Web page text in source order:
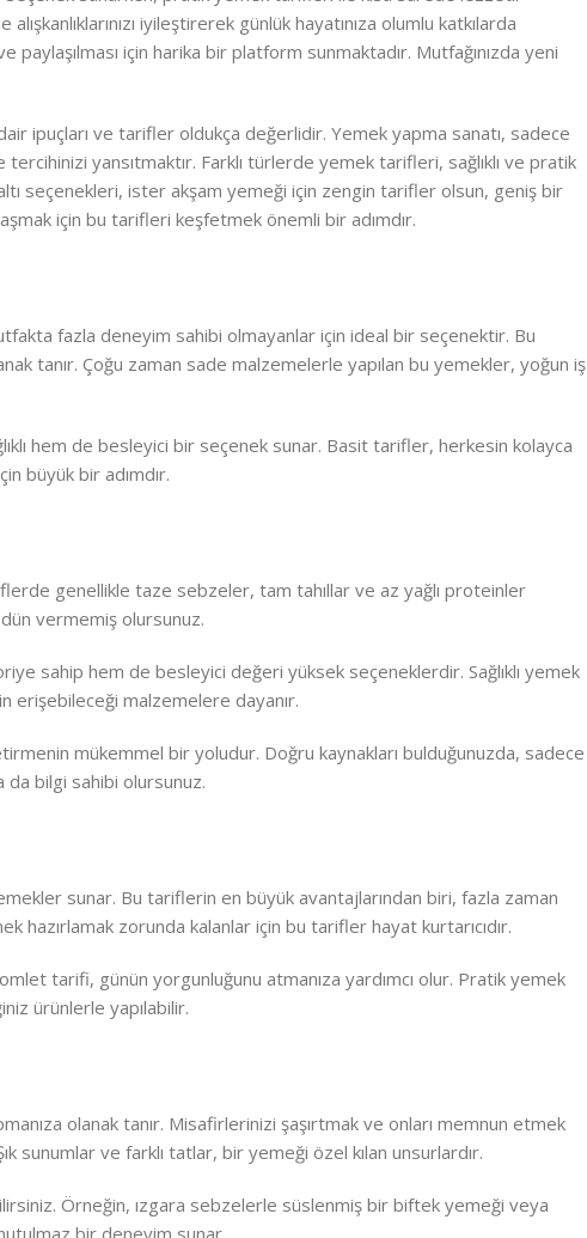
iyileştirerek günlük hayatınıza olumlu katkılarda
için harika bir platform sunmaktadır. Mutfağınızda yeni
ipuçları ve tarifler oldukça değerlidir. Yemek yapma sanatı, sadece
yansıtmaktır. Farklı türlerde yemek tarifleri, sağlıklı ve pratik
seçenekleri, ister akşam yemeği için zengin tarifler olsun, geniş bir
için bu tarifleri keşfetmek önemli bir adımdır.
fazla deneyim sahibi olmayanlar için ideal bir seçenektir. Bu
tanır. Çoğu zaman sade malzemelerle yapılan bu yemekler, yoğun iş
hem de besleyici bir seçenek sunar. Basit tarifler, herkesin kolayca
büyük bir adımdır.
genellikle taze sebzeler, tam tahıllar ve az yağlı proteinler
vermemiş olursunuz.
sahip hem de besleyici değeri yüksek seçeneklerdir. Sağlıklı yemek
erişebileceği malzemelere dayanır.
mükemmel bir yoludur. Doğru kaynakları bulduğunuzda, sadece
da bilgi sahibi olursunuz.
sunar. Bu tariflerin en büyük avantajlarından biri, fazla zaman
hazırlamak zorunda kalanlar için bu tarifler hayat kurtarıcıdır.
tarifi, günün yorgunluğunu atmanıza yardımcı olur. Pratik yemek
ürünlerle yapılabilir.
olanak tanır. Misafirlerinizi şaşırtmak ve onları memnun etmek
sunumlar ve farklı tatlar, bir yemeği özel kılan unsurlardır.
Örneğin, ızgara sebzelerle süslenmiş bir biftek yemeği veya
bir deneyim sunar.